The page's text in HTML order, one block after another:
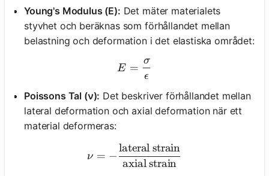
Young's Modulus (E): Det mäter materialets
styvhet och beräknas som förhållandet mellan
belastning och deformation i det elastiska området:
E =
E =
ϵ
σ
Poissons Tal (ν): Det beskriver förhållandet mellan
lateral deformation och axial deformation när ett
material deformeras:
\nu = -\frac{\text{lateral
ν = −
axial strain
lateral strain